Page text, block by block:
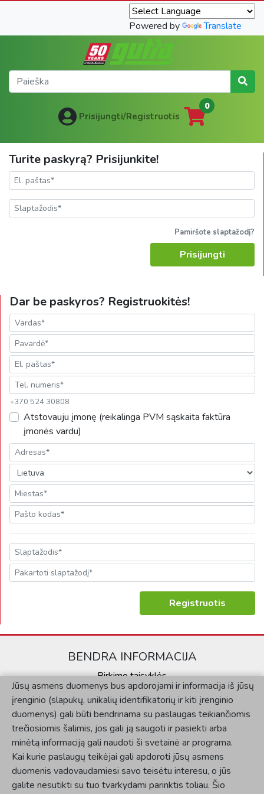
Powered by Translate
Prisijungti/Registruotis
0
Turite paskyrą? Prisijunkite!
Pamiršote slaptažodį?
Prisijungti
Dar be paskyros? Registruokitės!
+370 524 30808
Atstovauju įmonę (reikalinga PVM sąskaita faktūra
įmonės vardu)
Registruotis
BENDRA INFORMACIJA
Pirkimo taisyklės
Kontaktai
Privatumo politika
KLIENTAMS
Mano paskyra
Užsakymų istorija
SOCIALINĖ SKLAIDA
Jūsų asmens duomenys bus apdorojami ir informacija iš jūsų
įrenginio (slapukų, unikalių identifikatorių ir kiti įrenginio
duomenys) gali būti bendrinama su paslaugas teikiančiomis
trečiosiomis šalimis, jos gali ją saugoti ir pasiekti arba
minėtą informaciją gali naudoti ši svetainė ar programa.
Kai kurie paslaugų teikėjai gali apdoroti jūsų asmens
duomenis vadovaudamiesi savo teisėtu interesu, o jūs
galite nesutikti su tuo tvarkydami parinktis toliau. Šio